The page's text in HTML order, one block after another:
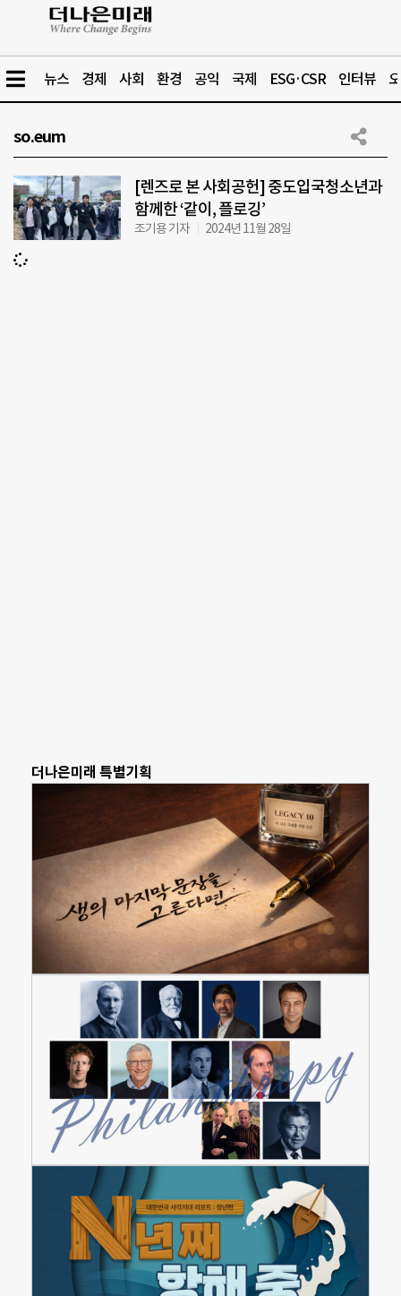
뉴스 경제 사회 환경 공익 국제 ESG·CSR 인터뷰
so.eum
[렌즈로 본 사회공헌] 중도입국청소년과
함께한 ‘같이, 플로깅’
조기용 기자 2024년 11월 28일
더나은미래 특별기획